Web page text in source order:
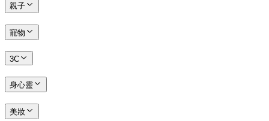
親子
寵物
3C
身心靈
美妝